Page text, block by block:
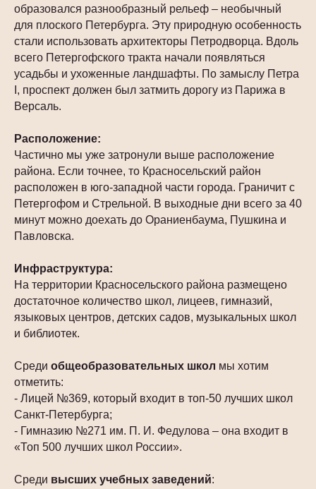
образовался разнообразный рельеф – необычный
для плоского Петербурга. Эту природную особенность
стали использовать архитекторы Петродворца. Вдоль
всего Петергофского тракта начали появляться
усадьбы и ухоженные ландшафты. По замыслу Петра
I, проспект должен был затмить дорогу из Парижа в
Версаль.
Расположение:
Частично мы уже затронули выше расположение
района. Если точнее, то Красносельский район
расположен в юго-западной части города. Граничит с
Петергофом и Стрельной. В выходные дни всего за 40
минут можно доехать до Ораниенбаума, Пушкина и
Павловска.
Инфраструктура:
На территории Красносельского района размещено
достаточное количество школ, лицеев, гимназий,
языковых центров, детских садов, музыкальных школ
и библиотек.
Среди общеобразовательных школ мы хотим
отметить:
- Лицей №369, который входит в топ-50 лучших школ
Санкт-Петербурга;
- Гимназию №271 им. П. И. Федулова – она входит в
«Топ 500 лучших школ России».
Среди высших учебных заведений: